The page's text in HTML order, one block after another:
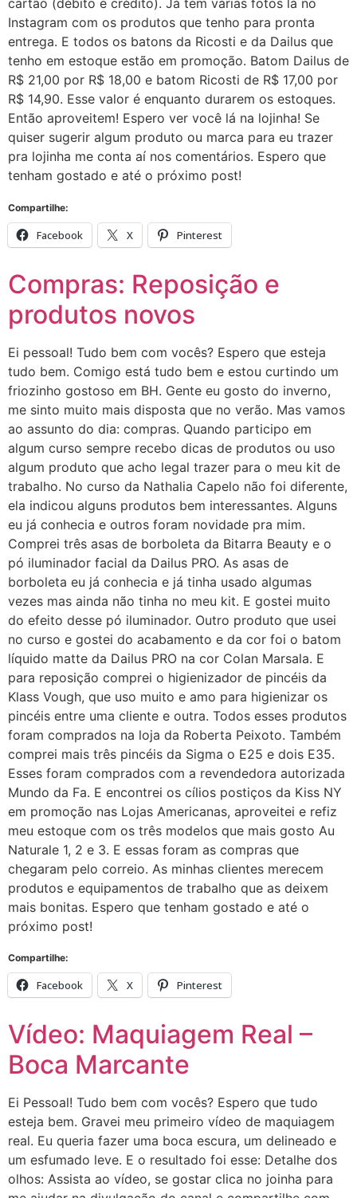
cartão (débito e crédito). Já tem várias fotos lá no
Instagram com os produtos que tenho para pronta
entrega. E todos os batons da Ricosti e da Dailus que
tenho em estoque estão em promoção. Batom Dailus de
R$ 21,00 por R$ 18,00 e batom Ricosti de R$ 17,00 por
R$ 14,90. Esse valor é enquanto durarem os estoques.
Então aproveitem! Espero ver você lá na lojinha! Se
quiser sugerir algum produto ou marca para eu trazer
pra lojinha me conta aí nos comentários. Espero que
tenham gostado e até o próximo post!
Compartilhe:
Facebook X Pinterest
Compras: Reposição e
produtos novos
Ei pessoal! Tudo bem com vocês? Espero que esteja
tudo bem. Comigo está tudo bem e estou curtindo um
friozinho gostoso em BH. Gente eu gosto do inverno,
me sinto muito mais disposta que no verão. Mas vamos
ao assunto do dia: compras. Quando participo em
algum curso sempre recebo dicas de produtos ou uso
algum produto que acho legal trazer para o meu kit de
trabalho. No curso da Nathalia Capelo não foi diferente,
ela indicou alguns produtos bem interessantes. Alguns
eu já conhecia e outros foram novidade pra mim.
Comprei três asas de borboleta da Bitarra Beauty e o
pó iluminador facial da Dailus PRO. As asas de
borboleta eu já conhecia e já tinha usado algumas
vezes mas ainda não tinha no meu kit. E gostei muito
do efeito desse pó iluminador. Outro produto que usei
no curso e gostei do acabamento e da cor foi o batom
líquido matte da Dailus PRO na cor Colan Marsala. E
para reposição comprei o higienizador de pincéis da
Klass Vough, que uso muito e amo para higienizar os
pincéis entre uma cliente e outra. Todos esses produtos
foram comprados na loja da Roberta Peixoto. Também
comprei mais três pincéis da Sigma o E25 e dois E35.
Esses foram comprados com a revendedora autorizada
Mundo da Fa. E encontrei os cílios postiços da Kiss NY
em promoção nas Lojas Americanas, aproveitei e refiz
meu estoque com os três modelos que mais gosto Au
Naturale 1, 2 e 3. E essas foram as compras que
chegaram pelo correio. As minhas clientes merecem
produtos e equipamentos de trabalho que as deixem
mais bonitas. Espero que tenham gostado e até o
próximo post!
Compartilhe:
Facebook X Pinterest
Vídeo: Maquiagem Real –
Boca Marcante
Ei Pessoal! Tudo bem com vocês? Espero que tudo
esteja bem. Gravei meu primeiro vídeo de maquiagem
real. Eu queria fazer uma boca escura, um delineado e
um esfumado leve. E o resultado foi esse: Detalhe dos
olhos: Assista ao vídeo, se gostar clica no joinha para